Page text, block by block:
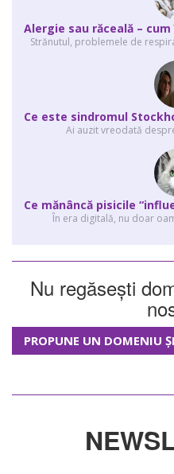
Strănutul, problemele de
Ai auzit vreodată
În era digitală, nu doar
Nu regăsești
PROPUNE UN DOMENIU